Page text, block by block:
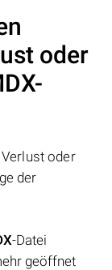
oder
-
oder
der
-Datei
geöffnet